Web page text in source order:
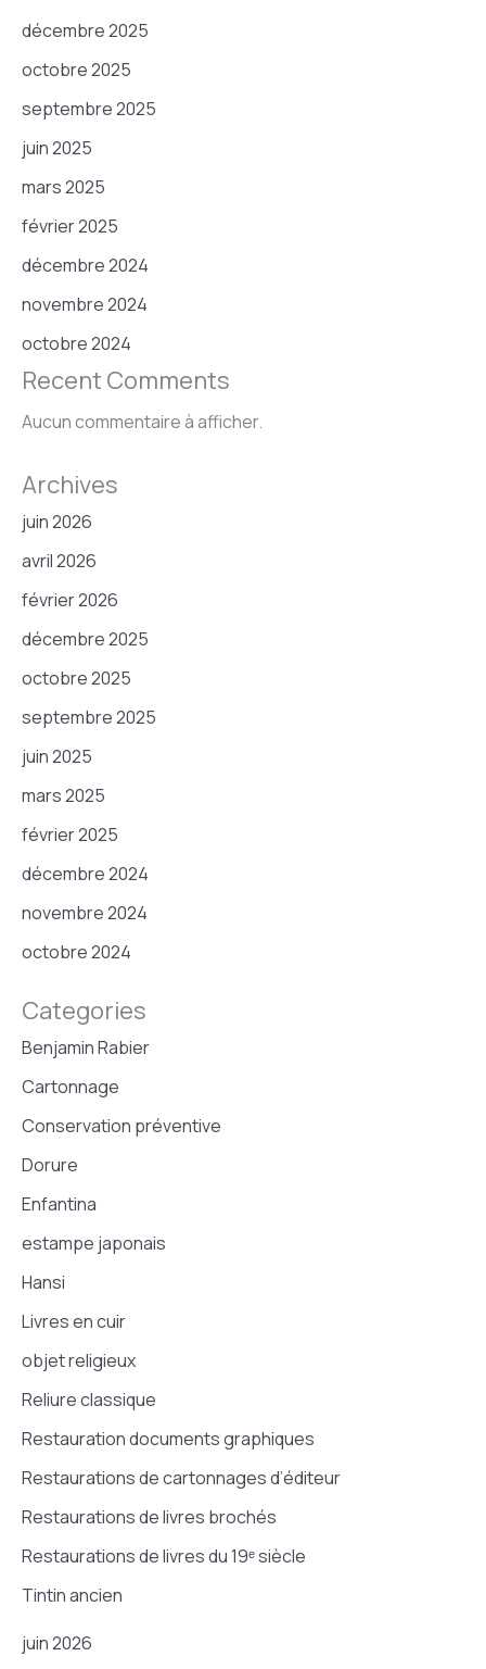
décembre 2025
octobre 2025
septembre 2025
juin 2025
mars 2025
février 2025
décembre 2024
novembre 2024
octobre 2024
Recent Comments
Aucun commentaire à afficher.
Archives
juin 2026
avril 2026
février 2026
décembre 2025
octobre 2025
septembre 2025
juin 2025
mars 2025
février 2025
décembre 2024
novembre 2024
octobre 2024
Categories
Benjamin Rabier
Cartonnage
Conservation préventive
Dorure
Enfantina
estampe japonais
Hansi
Livres en cuir
objet religieux
Reliure classique
Restauration documents graphiques
Restaurations de cartonnages d’éditeur
Restaurations de livres brochés
Restaurations de livres du 19ᵉ siècle
Tintin ancien
juin 2026